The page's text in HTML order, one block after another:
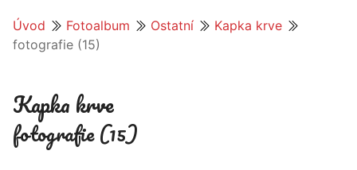
Úvod Fotoalbum Ostatní
Kapka krve
fotografie (15)
Kapka krve
fotografie (15)